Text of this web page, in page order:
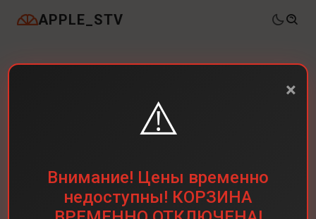
APPLE_STV
×
⚠️
Внимание! Цены временно
недоступны! КОРЗИНА